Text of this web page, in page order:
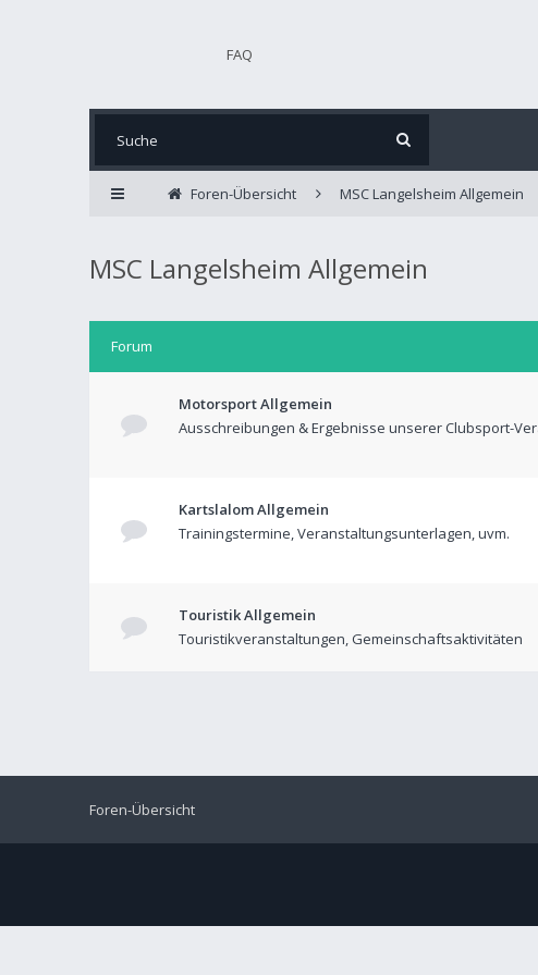
FAQ
Foren-Übersicht MSC Langelsheim Allgemein
MSC Langelsheim Allgemein
Forum
Motorsport Allgemein
Ausschreibungen & Ergebnisse unserer Clubsport-
Kartslalom Allgemein
Trainingstermine, Veranstaltungsunterlagen, uvm.
Touristik Allgemein
Touristikveranstaltungen, Gemeinschaftsaktivitäten
Foren-Übersicht